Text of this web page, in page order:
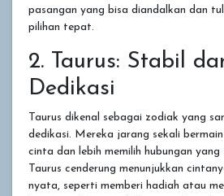
pasangan yang bisa diandalkan dan
pilihan tepat.
2. Taurus: Stabil
Dedikasi
Taurus dikenal sebagai zodiak yang
dedikasi. Mereka jarang sekali
cinta dan lebih memilih hubungan
Taurus cenderung menunjukkan
nyata, seperti memberi hadiah atau